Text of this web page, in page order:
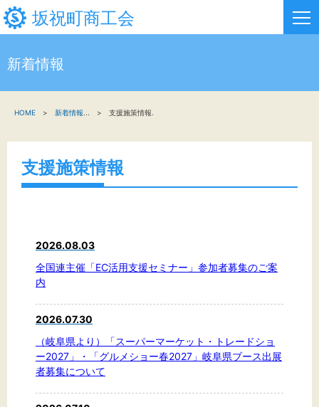
坂祝町商工会
新着情報
関係機関の方へ
標準 拡大
背景色
新着情報
HOME 新着情報 支援施策情報.
支援施策情報
2026.08.03
全国連主催「EC活用支援セミナー」参加者募集のご案
内
2026.07.30
（岐阜県より）「スーパーマーケット・トレードショ
ー2027」・「グルメショー春2027」岐阜県ブース出展
者募集について